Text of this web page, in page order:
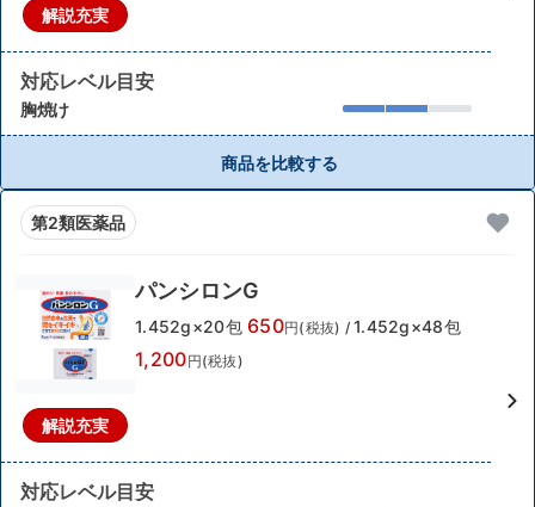
解説充実
対応レベル目安
胸焼け
商品を比較する
第2類医薬品
解説充実
パンシロンG
1.452g×20包 650円(税抜) / 1.452g×48包
1,200円(税抜)
対応レベル目安